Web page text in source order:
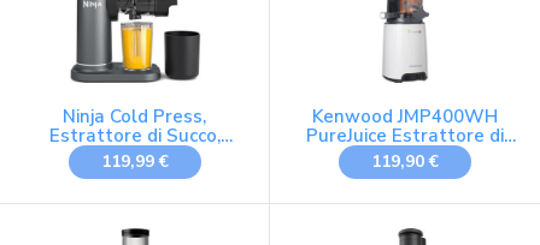
Ninja Cold Press,
Estrattore di Succo,
Caraffa da 700ml, Grigio
JC151EU
119,99 €
Kenwood JMP400WH
PureJuice Estrattore di
Succo a Freddo,
Centrifuga Slow Juicer
contenitore raccogli
119,90 €